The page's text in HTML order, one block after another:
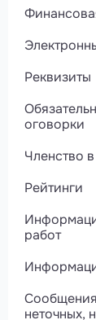
Реквизиты
оговорки
Членство
Рейтинги
работ
неточных,